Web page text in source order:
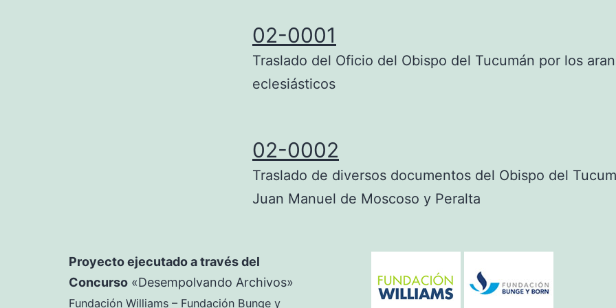
02-0001
Traslado del Oficio del Obispo del Tucumán por los
eclesiásticos
02-0002
Traslado de diversos documentos del Obispo del
Juan Manuel de Moscoso y Peralta
Proyecto ejecutado a través del
Concurso «Desempolvando Archivos»
Fundación Williams – Fundación Bunge y